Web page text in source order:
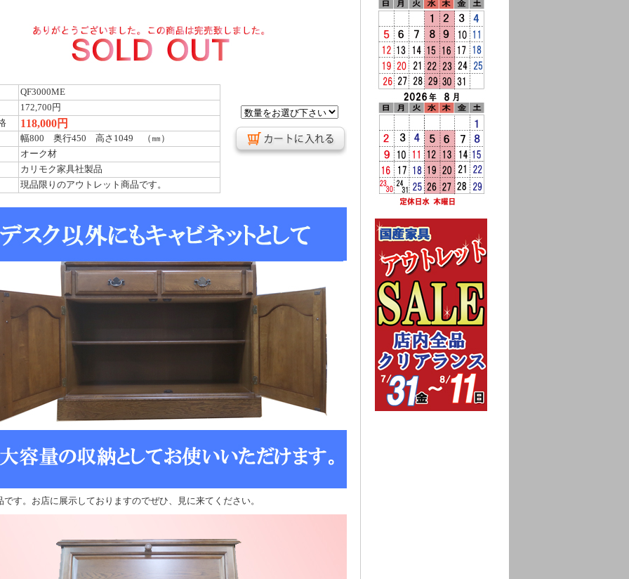
QF3000ME
172,700円
118,000円
幅800 奥行450 高さ1049 （㎜）
オーク材
カリモク家具社製品
現品限りのアウトレット商品です。
です。お店に展示しておりますのでぜひ、見に来てください。